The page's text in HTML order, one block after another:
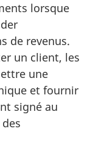
lorsque
de revenus.
un client, les
une
et fournir
signé au